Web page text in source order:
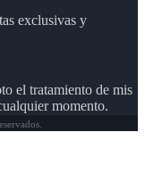
exclusivas y
el tratamiento de mis
momento.